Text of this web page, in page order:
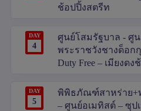
ช้อปปิ้งสตรีท
DAY
4
ศูนย์โสมรัฐบาล - ศู
พระราชวังชางด็อก
Duty Free – เมียงด
DAY
5
พิพิธภัณฑ์สาหร่าย+
– ศูนย์อเมทิสต์ – ซุป